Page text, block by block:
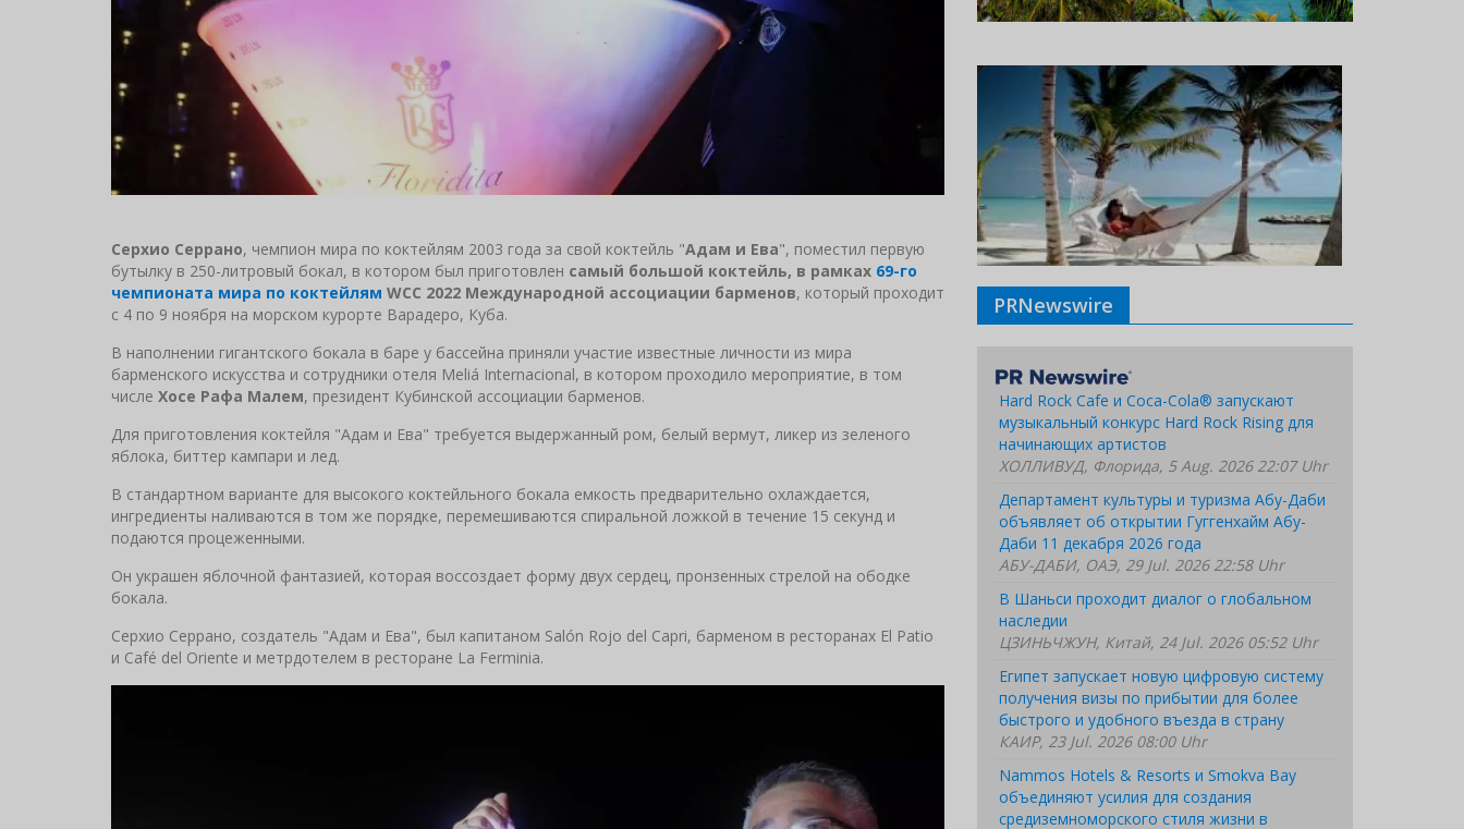
Серхио Серрано, чемпион мира по коктейлям 2003 года за свой коктейль "Адам и Ева", поместил первую
бутылку в 250-литровый бокал, в котором был приготовлен самый большой коктейль, в рамках 69-го
чемпионата мира по коктейлям WCC 2022 Международной ассоциации барменов, который проходит
с 4 по 9 ноября на морском курорте Варадеро, Куба.
В наполнении гигантского бокала в баре у бассейна приняли участие известные личности из мира
барменского искусства и сотрудники отеля Meliá Internacional, в котором проходило мероприятие, в том
числе Хосе Рафа Малем, президент Кубинской ассоциации барменов.
Для приготовления коктейля "Адам и Ева" требуется выдержанный ром, белый вермут, ликер из зеленого
яблока, биттер кампари и лед.
В стандартном варианте для высокого коктейльного бокала емкость предварительно охлаждается,
ингредиенты наливаются в том же порядке, перемешиваются спиральной ложкой в течение 15 секунд и
подаются процеженными.
Он украшен яблочной фантазией, которая воссоздает форму двух сердец, пронзенных стрелой на ободке
бокала.
Серхио Серрано, создатель "Адам и Ева", был капитаном Salón Rojo del Capri, барменом в ресторанах El Patio
и Café del Oriente и метрдотелем в ресторане La Ferminia.
PRNewswire
Hard Rock Cafe и Coca-Cola® запускают
музыкальный конкурс Hard Rock Rising для
начинающих артистов
ХОЛЛИВУД, Флорида, 5 Aug. 2026 22:07 Uhr
Департамент культуры и туризма Абу-Даби
объявляет об открытии Гуггенхайм Абу-
Даби 11 декабря 2026 года
АБУ-ДАБИ, ОАЭ, 29 Jul. 2026 22:58 Uhr
В Шаньси проходит диалог о глобальном
наследии
ЦЗИНЬЧЖУН, Китай, 24 Jul. 2026 05:52 Uhr
Египет запускает новую цифровую систему
получения визы по прибытии для более
быстрого и удобного въезда в страну
КАИР, 23 Jul. 2026 08:00 Uhr
Nammos Hotels & Resorts и Smokva Bay
объединяют усилия для создания
средиземноморского стиля жизни в